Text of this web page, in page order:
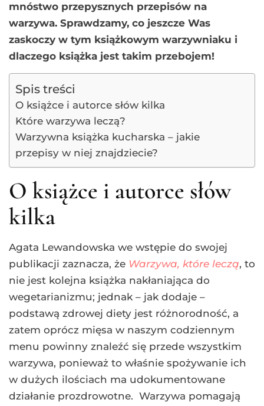
mnóstwo przepysznych przepisów na
warzywa. Sprawdzamy, co jeszcze Was
zaskoczy w tym książkowym warzywniaku i
dlaczego książka jest takim przebojem!
Spis treści
O książce i autorce słów kilka
Które warzywa leczą?
Warzywna książka kucharska – jakie
przepisy w niej znajdziecie?
O książce i autorce słów
kilka
Agata Lewandowska we wstępie do swojej
publikacji zaznacza, że Warzywa, które leczą, to
nie jest kolejna książka nakłaniająca do
wegetarianizmu; jednak – jak dodaje –
podstawą zdrowej diety jest różnorodność, a
zatem oprócz mięsa w naszym codziennym
menu powinny znaleźć się przede wszystkim
warzywa, ponieważ to właśnie spożywanie ich
w dużych ilościach ma udokumentowane
działanie prozdrowotne. Warzywa pomagają